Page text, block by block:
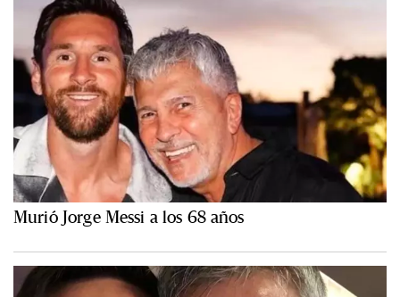
Murió Jorge Messi a los 68 años